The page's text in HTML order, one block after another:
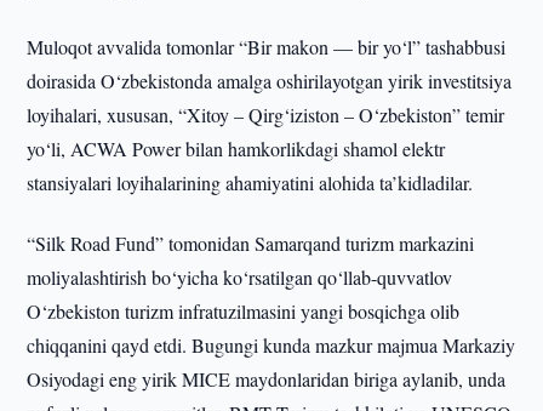
Muloqot avvalida tomonlar “Bir makon — bir yo‘l” tashabbusi
doirasida O‘zbekistonda amalga oshirilayotgan yirik investitsiya
loyihalari, xususan, “Xitoy – Qirg‘iziston – O‘zbekiston” temir
yo‘li, ACWA Power bilan hamkorlikdagi shamol elektr
stansiyalari loyihalarining ahamiyatini alohida ta’kidladilar.
“Silk Road Fund” tomonidan Samarqand turizm markazini
moliyalashtirish bo‘yicha ko‘rsatilgan qo‘llab-quvvatlov
O‘zbekiston turizm infratuzilmasini yangi bosqichga olib
chiqqanini qayd etdi. Bugungi kunda mazkur majmua Markaziy
Osiyodagi eng yirik MICE maydonlaridan biriga aylanib, unda